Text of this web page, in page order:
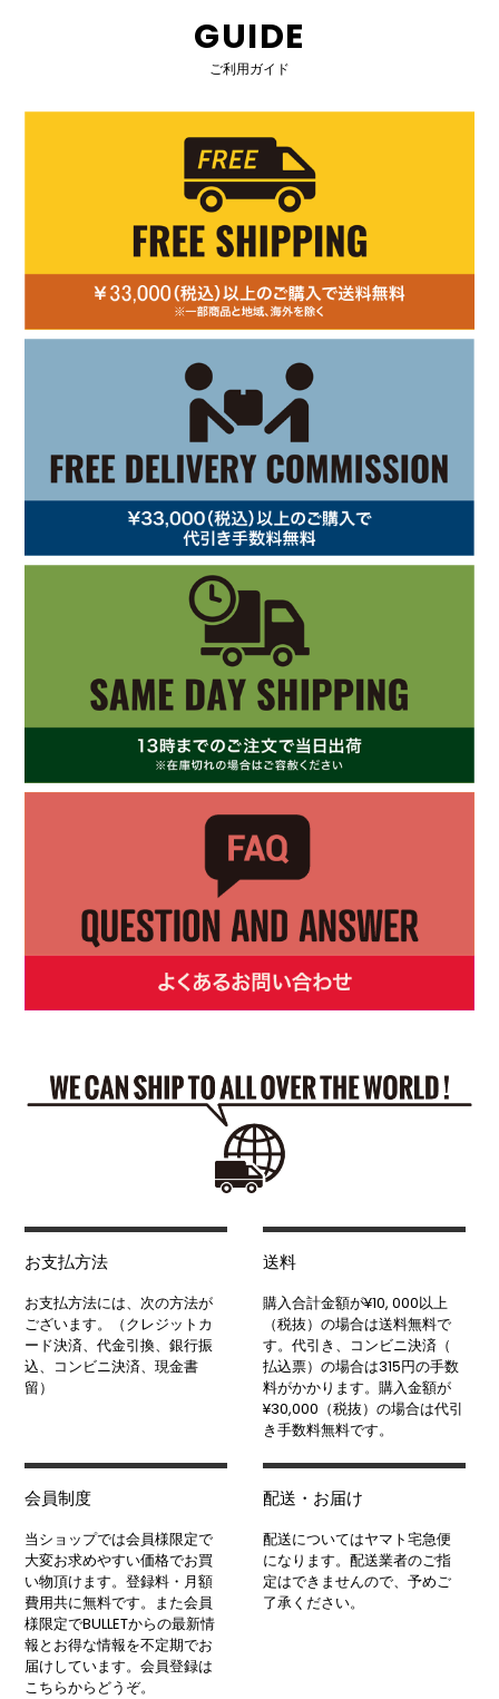
GUIDE
ご利用ガイド
お支払方法
お支払方法には、次の方法が
ございます。（クレジットカ
ード決済、代金引換、銀行振
込、コンビニ決済、現金書
留）
送料
購入合計金額が¥10, 000以上
（税抜）の場合は送料無料で
す。代引き、コンビニ決済（
払込票）の場合は315円の手数
料がかかります。購入金額が
¥30,000（税抜）の場合は代引
き手数料無料です。
会員制度
当ショップでは会員様限定で
大変お求めやすい価格でお買
い物頂けます。登録料・月額
費用共に無料です。また会員
様限定でBULLETからの最新情
報とお得な情報を不定期でお
届けしています。会員登録は
こちらからどうぞ。
配送・お届け
配送についてはヤマト宅急便
になります。配送業者のご指
定はできませんので、予めご
了承ください。